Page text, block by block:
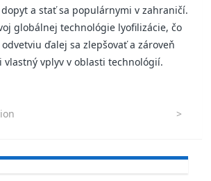
a stať sa populárnymi v zahraničí.
globálnej technológie lyofilizácie, čo
ďalej sa zlepšovať a zároveň
vlastný vplyv v oblasti technológií.
>